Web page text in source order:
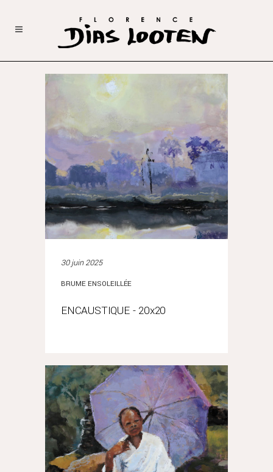
30 juin 2025
BRUME ENSOLEILLÉE
ENCAUSTIQUE - 20x20